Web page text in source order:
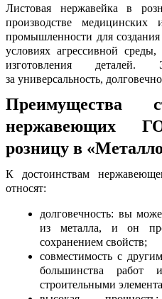
Листовая нержавейка в
производстве медицинских
промышленности для
условиях агрессивной
изготовления
за универсальность,
Преимущества
нержавеющих
розницу в
К достоинствам
относят:
долговечность: вы
из металла, и он
сохранением свойств;
совместимость с
большинства
строительными